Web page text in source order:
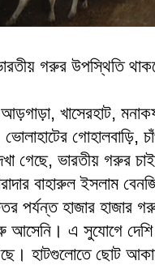
গরুর উপস্থিতি
খাসেরহাট,
গোহালবাড়ি,
গেছে, ভারতীয় গরুর
বাহারুল ইসলাম
পর্যন্ত হাজার
আসেনি। এ সুযোগে দেশি
হাটগুলোতে ছোট